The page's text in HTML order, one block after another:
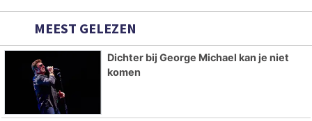
MEEST GELEZEN
Dichter bij George Michael kan je niet
komen